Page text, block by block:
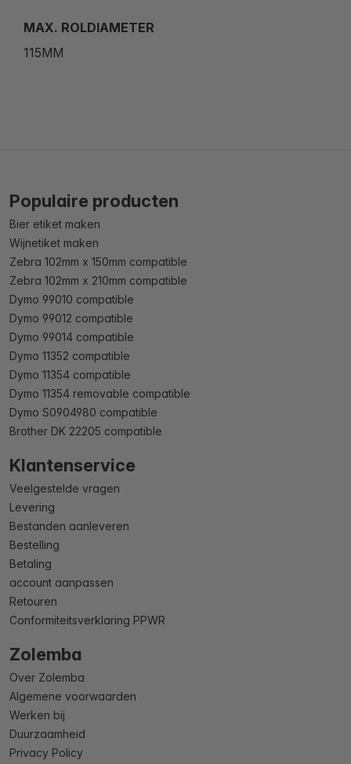
MAX. ROLDIAMETER
115MM
Populaire producten
Bier etiket maken
Wijnetiket maken
Zebra 102mm x 150mm compatible
Zebra 102mm x 210mm compatible
Dymo 99010 compatible
Dymo 99012 compatible
Dymo 99014 compatible
Dymo 11352 compatible
Dymo 11354 compatible
Dymo 11354 removable compatible
Dymo S0904980 compatible
Brother DK 22205 compatible
Klantenservice
Veelgestelde vragen
Levering
Bestanden aanleveren
Bestelling
Betaling
account aanpassen
Retouren
Conformiteitsverklaring PPWR
Zolemba
Over Zolemba
Algemene voorwaarden
Werken bij
Duurzaamheid
Privacy Policy